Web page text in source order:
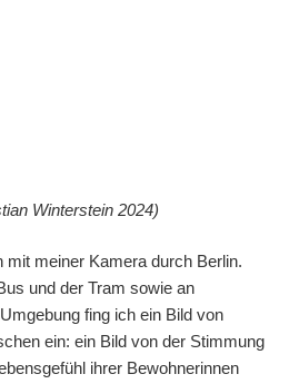
Winterstein 2024)
mit meiner Kamera durch Berlin.
und der Tram sowie an
fing ich ein Bild von
ein: ein Bild von der Stimmung
ihrer Bewohnerinnen